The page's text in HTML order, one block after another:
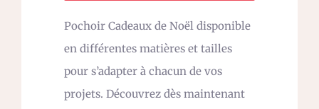
Pochoir Cadeaux de Noël disponible
en différentes matières et tailles
pour s’adapter à chacun de vos
projets. Découvrez dès maintenant